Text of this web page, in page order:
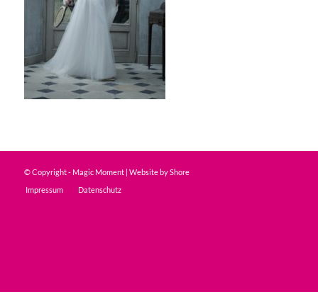
© Copyright - Magic Moment | Website byShore
Impressum
Datenschutz